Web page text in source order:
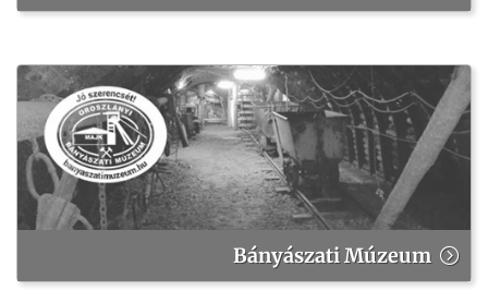
Bányászati Múzeum